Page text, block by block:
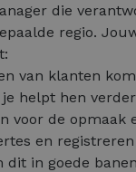
die
regio.
van klanten
helpt hen
voor de opmaak
en
dit in goede